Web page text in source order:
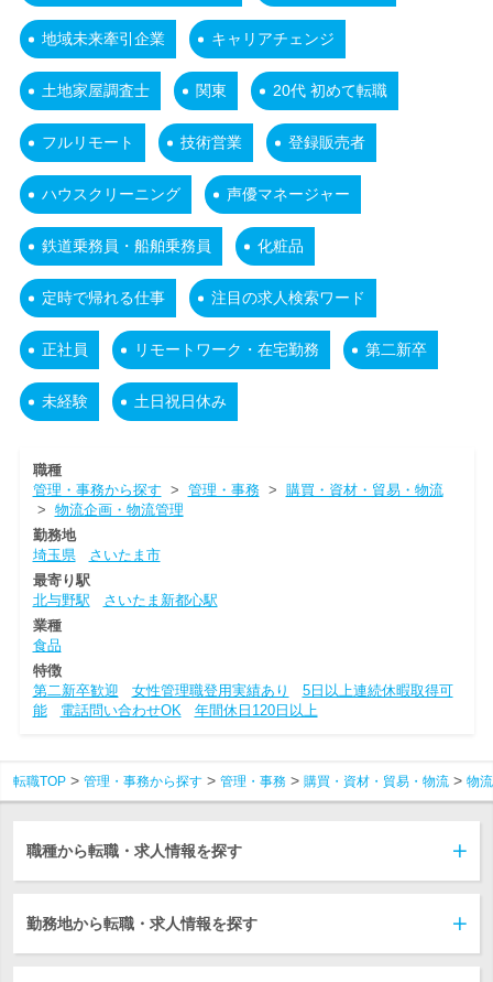
地域未来牽引企業 キャリアチェンジ
土地家屋調査士 関東 20代 初めて転職
フルリモート 技術営業 登録販売者
ハウスクリーニング 声優マネージャー
鉄道乗務員・船舶乗務員 化粧品
定時で帰れる仕事 注目の求人検索ワード
正社員 リモートワーク・在宅勤務 第二新卒
未経験 土日祝日休み
職種
管理・事務から探す > 管理・事務> 購買・資材・貿易・物流
> 物流企画・物流管理
勤務地
埼玉県
さいたま市
最寄り駅
北与野駅
さいたま新都心駅
業種
食品
特徴
第二新卒歓迎
女性管理職登用実績あり
5日以上連続休暇取得可
能
電話問い合わせOK 年間休日120日以上
転職TOP 管理・事務から探す 管理・事務 購買・資材・貿易・物流 物
職種から転職・求人情報を探す
勤務地から転職・求人情報を探す